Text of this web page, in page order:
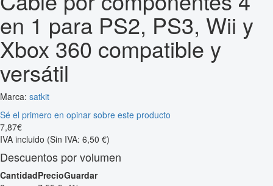
en 1 para PS2, PS3, Wii y
Xbox 360 compatible y
versátil
Marca: satkit
Sé el primero en opinar sobre este producto
7,87€
IVA incluido (Sin IVA: 6,50 €)
Descuentos por volumen
CantidadPrecioGuardar